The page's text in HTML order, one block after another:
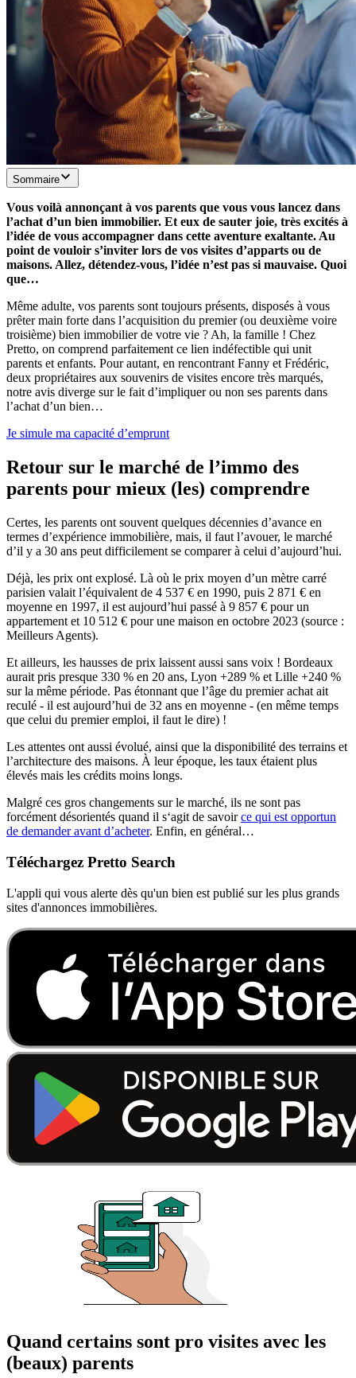
Sommaire
Vous voilà annonçant à vos parents que vous vous lancez dans
l’achat d’un bien immobilier. Et eux de sauter joie, très excités à
l’idée de vous accompagner dans cette aventure exaltante. Au
point de vouloir s’inviter lors de vos visites d’apparts ou de
maisons. Allez, détendez-vous, l’idée n’est pas si mauvaise. Quoi
que…
Même adulte, vos parents sont toujours présents, disposés à vous
prêter main forte dans l’acquisition du premier (ou deuxième voire
troisième) bien immobilier de votre vie ? Ah, la famille ! Chez
Pretto, on comprend parfaitement ce lien indéfectible qui unit
parents et enfants. Pour autant, en rencontrant Fanny et Frédéric,
deux propriétaires aux souvenirs de visites encore très marqués,
notre avis diverge sur le fait d’impliquer ou non ses parents dans
l’achat d’un bien…
Je simule ma capacité d’emprunt
Retour sur le marché de l’immo des
parents pour mieux (les) comprendre
Certes, les parents ont souvent quelques décennies d’avance en
termes d’expérience immobilière, mais, il faut l’avouer, le marché
d’il y a 30 ans peut difficilement se comparer à celui d’aujourd’hui.
Déjà, les prix ont explosé. Là où le prix moyen d’un mètre carré
parisien valait l’équivalent de 4 537 € en 1990, puis 2 871 € en
moyenne en 1997, il est aujourd’hui passé à 9 857 € pour un
appartement et 10 512 € pour une maison en octobre 2023 (source :
Meilleurs Agents).
Et ailleurs, les hausses de prix laissent aussi sans voix ! Bordeaux
aurait pris presque 330 % en 20 ans, Lyon +289 % et Lille +240 %
sur la même période. Pas étonnant que l’âge du premier achat ait
reculé - il est aujourd’hui de 32 ans en moyenne - (en même temps
que celui du premier emploi, il faut le dire) !
Les attentes ont aussi évolué, ainsi que la disponibilité des terrains et
l’architecture des maisons. À leur époque, les taux étaient plus
élevés mais les crédits moins longs.
Malgré ces gros changements sur le marché, ils ne sont pas
forcément désorientés quand il s‘agit de savoirce qui est opportun
de demander avant d’acheter. Enfin, en général…
Téléchargez Pretto Search
L'appli qui vous alerte dès qu'un bien est publié sur les plus grands
sites d'annonces immobilières.
Quand certains sont pro visites avec les
(beaux) parents